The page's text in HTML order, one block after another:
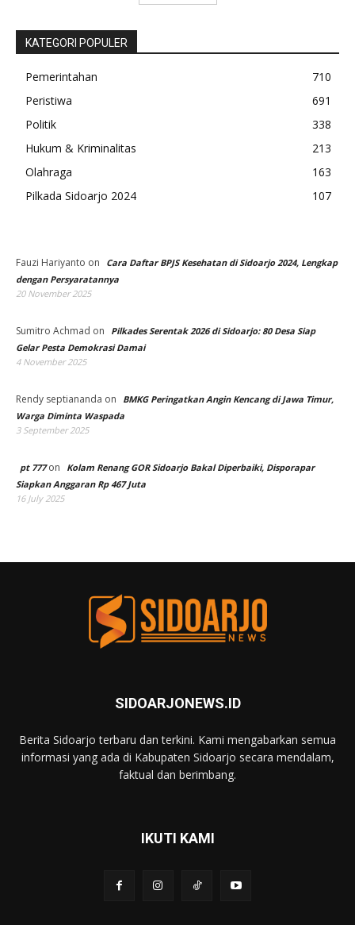
KATEGORI POPULER
Pemerintahan
710
Peristiwa
691
Politik
338
Hukum & Kriminalitas
213
Olahraga
163
Pilkada Sidoarjo 2024
107
Fauzi Hariyanto on
Cara Daftar BPJS Kesehatan di Sidoarjo 2024, Lengkap
dengan Persyaratannya
20 November 2025
Sumitro Achmad on
Pilkades Serentak 2026 di Sidoarjo: 80 Desa Siap
Gelar Pesta Demokrasi Damai
4 November 2025
Rendy septiananda on
BMKG Peringatkan Angin Kencang di Jawa Timur,
Warga Diminta Waspada
3 September 2025
pt 777on
Kolam Renang GOR Sidoarjo Bakal Diperbaiki, Disporapar
Siapkan Anggaran Rp 467 Juta
16 July 2025
SIDOARJONEWS.ID
Berita Sidoarjo terbaru dan terkini. Kami mengabarkan semua
informasi yang ada di Kabupaten Sidoarjo secara mendalam,
faktual dan berimbang.
IKUTI KAMI